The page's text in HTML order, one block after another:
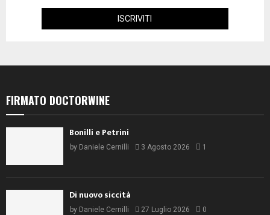
FIRMATO DOCTORWINE
Bonilli e Petrini
by Daniele Cernilli 3 Agosto 2026 1
Di nuovo siccità
by Daniele Cernilli 27 Luglio 2026 0